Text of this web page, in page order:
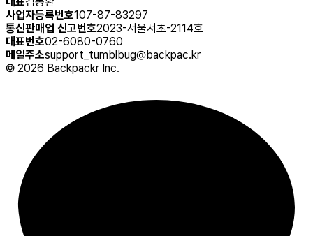
사업자등록번호107-87-83297
통신판매업 신고번호2023-서울서초-2114호
대표번호02-6080-0760
메일주소support_tumblbug@backpac.kr
© 2026 Backpackr Inc.